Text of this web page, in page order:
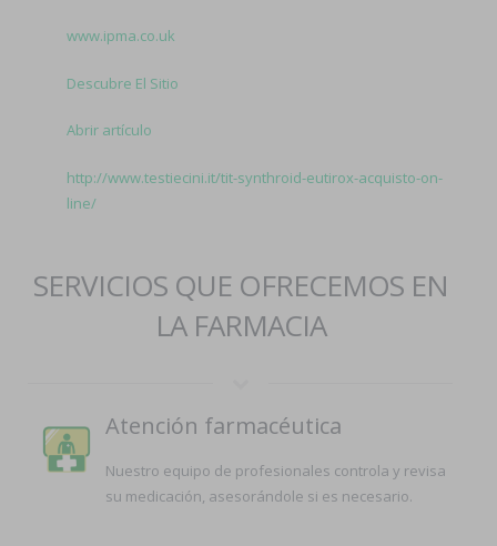
www.ipma.co.uk
Descubre El Sitio
Abrir artículo
http://www.testiecini.it/tit-synthroid-eutirox-acquisto-on-
line/
SERVICIOS QUE OFRECEMOS EN
LA FARMACIA
Atención farmacéutica
Nuestro equipo de profesionales controla y revisa
su medicación, asesorándole si es necesario.